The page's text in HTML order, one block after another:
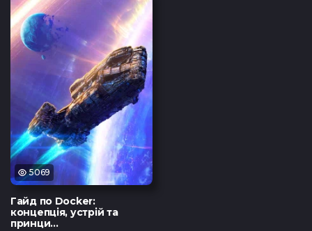
5069
Гайд по Docker:
концепція, устрій та
принци...